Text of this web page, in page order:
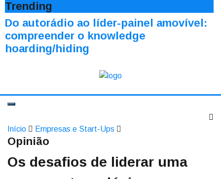
Trending
Do autorádio ao líder-painel amovível:
compreender o knowledge
hoarding/hiding
Início Empresas e Start-Ups
Opinião
Os desafios de liderar uma